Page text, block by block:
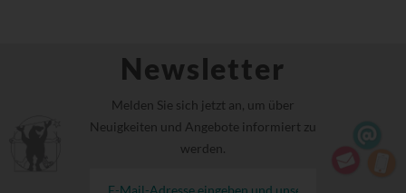
Newsletter
Melden Sie sich jetzt an, um über
Neuigkeiten und Angebote informiert zu
werden.